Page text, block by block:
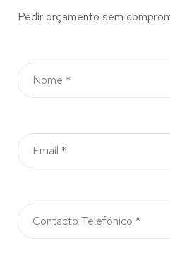
Pedir orçamento sem